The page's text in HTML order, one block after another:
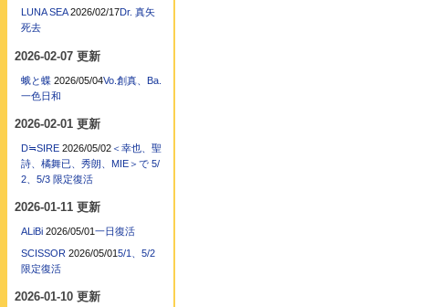
LUNA SEA 2026/02/17Dr. 真矢
死去
2026-02-07 更新
蛾と蝶 2026/05/04Vo.創真、Ba.
一色日和
2026-02-01 更新
D≒SIRE 2026/05/02＜幸也、聖
詩、橘舞已、秀朗、MIE＞で 5/
2、5/3 限定復活
2026-01-11 更新
ALiBi 2026/05/01一日復活
SCISSOR 2026/05/015/1、5/2
限定復活
2026-01-10 更新